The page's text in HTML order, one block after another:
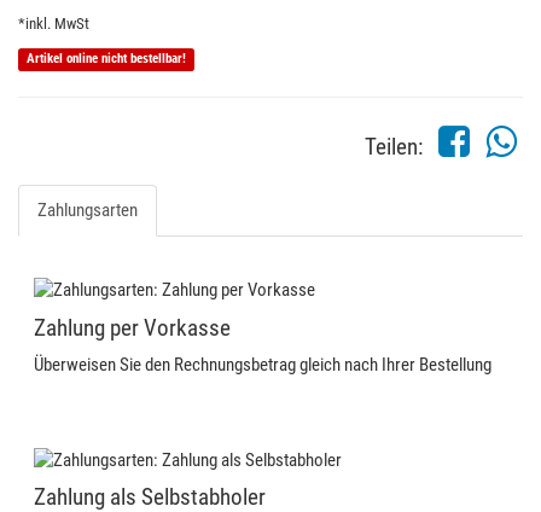
*inkl. MwSt
Artikel online nicht bestellbar!
Teilen:
Zahlungsarten
Zahlung per Vorkasse
Überweisen Sie den Rechnungsbetrag gleich nach Ihrer Bestellung
Zahlung als Selbstabholer